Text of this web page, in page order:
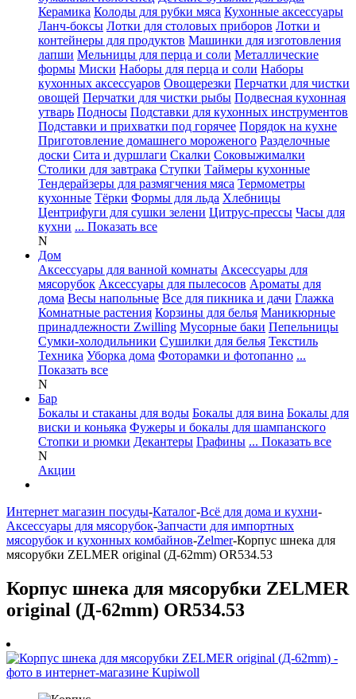
Керамика Колоды для рубки мяса Кухонные аксессуары
Ланч-боксы Лотки для столовых приборов Лотки и
контейнеры для продуктов Машинки для изготовления
лапши Мельницы для перца и соли Металлические
формы Миски Наборы для перца и соли Наборы
кухонных аксессуаров Овощерезки Перчатки для чистки
овощей Перчатки для чистки рыбы Подвесная кухонная
утварь Подносы Подставки для кухонных инструментов
Подставки и прихватки под горячее Порядок на кухне
Приготовление домашнего мороженого Разделочные
доски Сита и дуршлаги Скалки Соковыжималки
Столики для завтрака Ступки Таймеры кухонные
Тендерайзеры для размягчения мяса Термометры
кухонные Тёрки Формы для льда Хлебницы
Центрифуги для сушки зелени Цитрус-прессы Часы для
кухни ... Показать все
N
Дом
Аксессуары для ванной комнаты Аксессуары для
мясорубок Аксессуары для пылесосов Ароматы для
дома Весы напольные Все для пикника и дачи Глажка
Комнатные растения Корзины для белья Маникюрные
принадлежности Zwilling Мусорные баки Пепельницы
Сумки-холодильники Сушилки для белья Текстиль
Техника Уборка дома Фоторамки и фотопанно ...
Показать все
N
Бар
Бокалы и стаканы для воды Бокалы для вина Бокалы для
виски и коньяка Фужеры и бокалы для шампанского
Стопки и рюмки Декантеры Графины ... Показать все
N
Акции
Интернет магазин посуды-Каталог-Всё для дома и кухни-
Аксессуары для мясорубок-Запчасти для импортных
мясорубок и кухонных комбайнов-Zelmer-Корпус шнека для
мясорубки ZELMER original (Д-62mm) OR534.53
Корпус шнека для мясорубки ZELMER
original (Д-62mm) OR534.53